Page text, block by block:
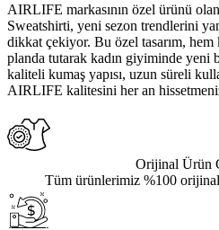
AIRLIFE markasının özel ürünü
Sweatshirti, yeni sezon trendlerini
dikkat çekiyor. Bu özel tasarım, hem
planda tutarak kadın giyiminde yeni
kaliteli kumaş yapısı, uzun süreli
AIRLIFE kalitesini her an
Orijinal Ürün
Tüm ürünlerimiz %100 orijinal